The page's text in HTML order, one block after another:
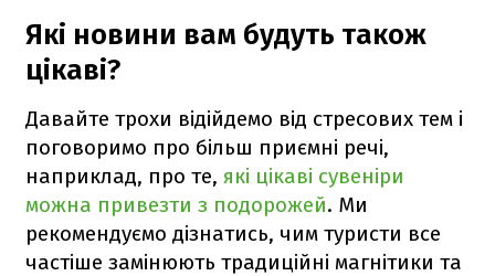
Які новини вам будуть також
цікаві?
Давайте трохи відійдемо від стресових тем і
поговоримо про більш приємні речі,
наприклад, про те, які цікаві сувеніри
можна привезти з подорожей. Ми
рекомендуємо дізнатись, чим туристи все
частіше замінюють традиційні магнітики та